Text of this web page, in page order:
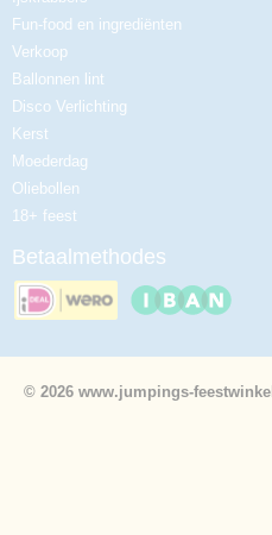
Fun-food en ingrediënten
Verkoop
Ballonnen lint
Disco Verlichting
Kerst
Moederdag
Oliebollen
18+ feest
Betaalmethodes
© 2026 www.jumpings-